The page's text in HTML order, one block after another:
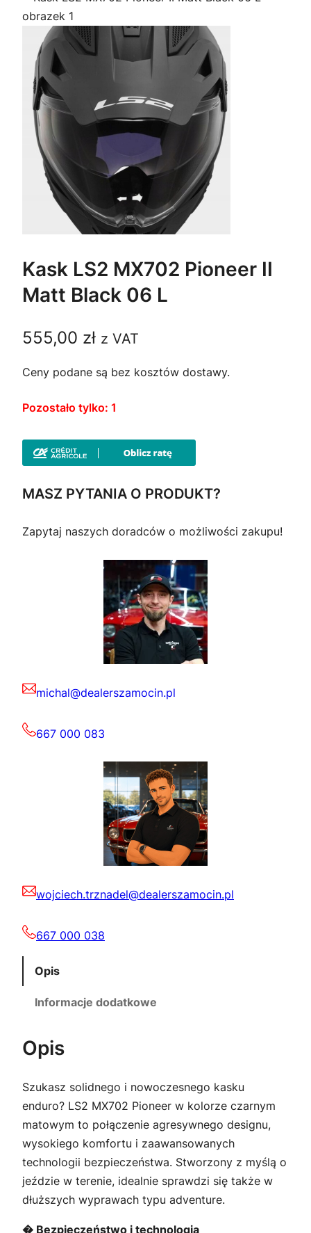
Kask LS2 MX702 Pioneer II
Matt Black 06 L
555,00 zł z VAT
Ceny podane są bez kosztów dostawy.
Pozostało tylko: 1
MASZ PYTANIA O PRODUKT?
Zapytaj naszych doradców o możliwości zakupu!
michal@dealerszamocin.pl
667 000 083
wojciech.trznadel@dealerszamocin.pl
667 000 038
Opis
Informacje dodatkowe
Opis
Szukasz solidnego i nowoczesnego kasku
enduro? LS2 MX702 Pioneer w kolorze czarnym
matowym to połączenie agresywnego designu,
wysokiego komfortu i zaawansowanych
technologii bezpieczeństwa. Stworzony z myślą o
jeździe w terenie, idealnie sprawdzi się także w
dłuższych wyprawach typu adventure.
� Bezpieczeństwo i technologia